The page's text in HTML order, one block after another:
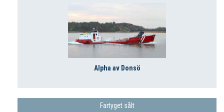
Alpha av Donsö
Fartyget sålt